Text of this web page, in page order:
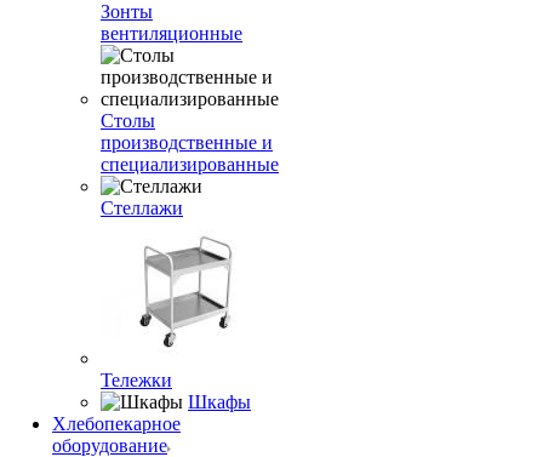
Зонты
вентиляционные
Столы
производственные и
специализированные
Стеллажи
Тележки
Шкафы
Хлебопекарное
оборудование